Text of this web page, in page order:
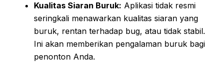
Kualitas Siaran Buruk: Aplikasi tidak resmi
seringkali menawarkan kualitas siaran yang
buruk, rentan terhadap bug, atau tidak stabil.
Ini akan memberikan pengalaman buruk bagi
penonton Anda.